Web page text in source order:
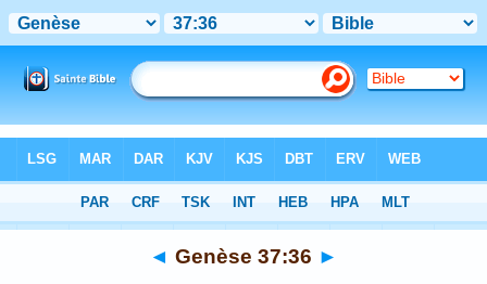
Chapitre 37 > Verset 36
◄ Genèse 37:36 ►